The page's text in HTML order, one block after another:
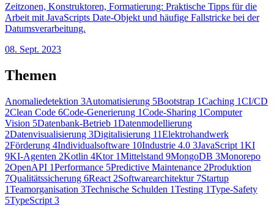
Zeitzonen, Konstruktoren, Formatierung: Praktische Tipps für die
Arbeit mit JavaScripts Date-Objekt und häufige Fallstricke bei der
Datumsverarbeitung.
08. Sept. 2023
Themen
Anomaliedetektion 3Automatisierung 5Bootstrap 1Caching 1CI/CD
2Clean Code 6Code-Generierung 1Code-Sharing 1Computer
Vision 5Datenbank-Betrieb 1Datenmodellierung
2Datenvisualisierung 3Digitalisierung 11Elektrohandwerk
2Förderung 4Individualsoftware 10Industrie 4.0 3JavaScript 1KI
9KI-Agenten 2Kotlin 4Ktor 1Mittelstand 9MongoDB 3Monorepo
2OpenAPI 1Performance 5Predictive Maintenance 2Produktion
7Qualitätssicherung 6React 2Softwarearchitektur 7Startup
1Teamorganisation 3Technische Schulden 1Testing 1Type-Safety
5TypeScript 3